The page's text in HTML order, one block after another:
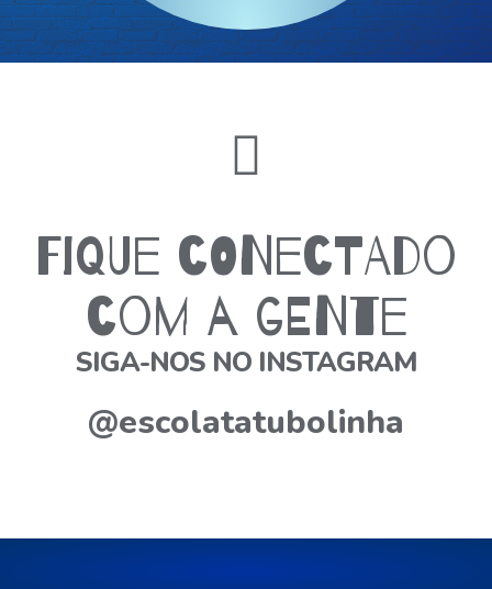
Fique conectado
com a gente
SIGA-NOS NO INSTAGRAM
@escolatatubolinha